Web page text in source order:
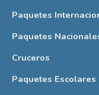
Paquetes
Paquetes
Cruceros
Paquetes Escolares